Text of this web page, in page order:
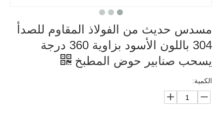
مسدس حديث من الفولاذ المقاوم للصدأ
304 باللون الأسود بزاوية 360 درجة
يسحب صنابير حوض المطبخ
الكمية: